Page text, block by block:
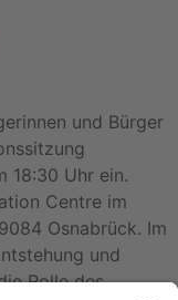
und Bürger
18:30 Uhr ein.
Centre im
Osnabrück. Im
und
Rolle des